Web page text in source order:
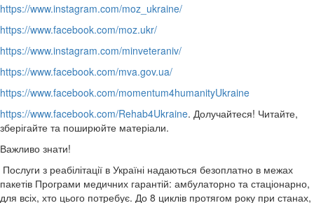
https://www.instagram.com/moz_ukraine/
https://www.facebook.com/moz.ukr/
https://www.instagram.com/minveteraniv/
https://www.facebook.com/mva.gov.ua/
https://www.facebook.com/momentum4humanityUkraine
https://www.facebook.com/Rehab4Ukraine. Долучайтеся! Читайте,
зберігайте та поширюйте матеріали.
Важливо знати!
Послуги з реабілітації в Україні надаються безоплатно в межах
пакетів Програми медичних гарантій: амбулаторно та стаціонарно,
для всіх, хто цього потребує. До 8 циклів протягом року при станах,